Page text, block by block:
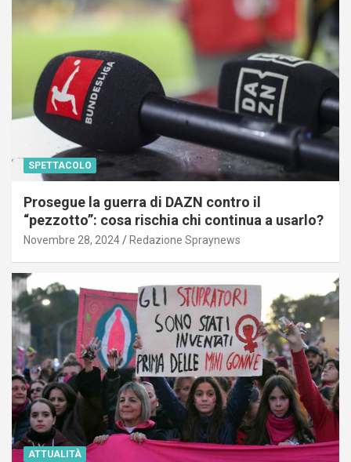
SPETTACOLO
Prosegue la guerra di DAZN contro il
“pezzotto”: cosa rischia chi continua a usarlo?
Novembre 28, 2024 Redazione Spraynews
ATTUALITÀ